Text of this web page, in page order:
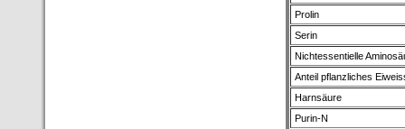
Prolin
Serin
Nichtessentielle
Anteil pflanzliches
Harnsäure
Purin-N